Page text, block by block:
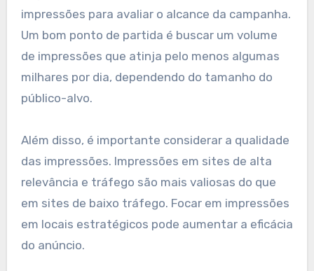
Métricas de impressão
Métricas de impressão referem-se ao número
de vezes que um anúncio é exibido em uma
impressões para avaliar o alcance da campanha.
Um bom ponto de partida é buscar um volume
de impressões que atinja pelo menos algumas
milhares por dia, dependendo do tamanho do
público-alvo.